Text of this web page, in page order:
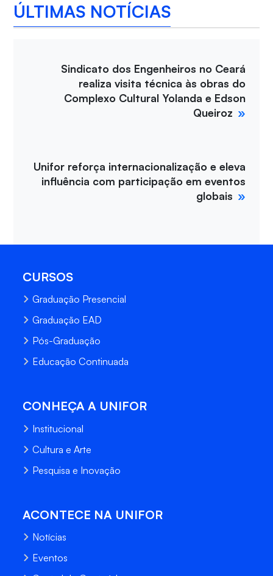
ÚLTIMAS NOTÍCIAS
Sindicato dos Engenheiros no Ceará
realiza visita técnica às obras do
Complexo Cultural Yolanda e Edson
Queiroz
Unifor reforça internacionalização e eleva
influência com participação em eventos
globais
CURSOS
Graduação Presencial
Graduação EAD
Pós-Graduação
Educação Continuada
CONHEÇA A UNIFOR
Institucional
Cultura e Arte
Pesquisa e Inovação
ACONTECE NA UNIFOR
Notícias
Eventos